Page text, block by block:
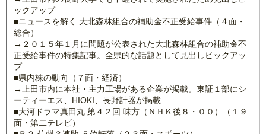
ックアップ
■ニュースを解く 大北森林組合の補助金不正受給事件（４面・
総合）
→２０１５年１月に問題が公表された大北森林組合の補助金不
正受給事件の特集記事。全県的な話題として見出しピックアッ
プ
■県内株の動向（７面・経済）
→上田市内に本社・主力工場がある企業が掲載。東証１部にシ
ーティーエス、HIOKI、長野計器が掲載
■大河ドラマ真田丸 第４２回 味方（ＮＨＫ後８・００）（１９
面・第二テレビ）